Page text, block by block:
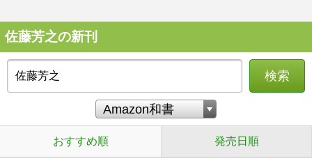
佐藤芳之の新刊
検索
おすすめ順 発売日順